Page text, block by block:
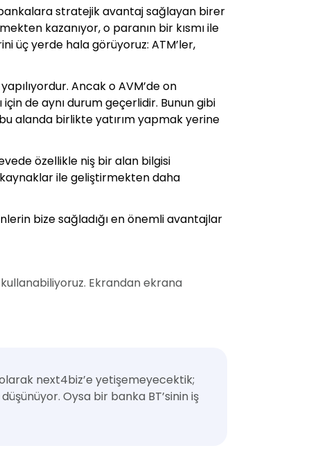
bankalara stratejik avantaj sağlayan birer
kazanıyor, o paranın bir kısmı ile
üç yerde hala görüyoruz: ATM’ler,
Ancak o AVM’de on
de aynı durum geçerlidir. Bunun gibi
alanda birlikte yatırım yapmak yerine
özellikle niş bir alan bilgisi
ile geliştirmekten daha
bize sağladığı en önemli avantajlar
Ekrandan ekrana
next4biz’e yetişemeyecektik;
Oysa bir banka BT’sinin iş